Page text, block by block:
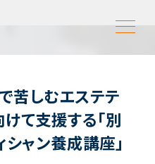
苦しむエステテ
て支援する「別
ャン養成講座」